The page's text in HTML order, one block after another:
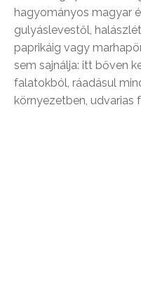
hagyományos magyar
gulyáslevestől,
paprikáig vagy
sem sajnálja: itt bőven
falatokból, ráadásul
környezetben, udvarias